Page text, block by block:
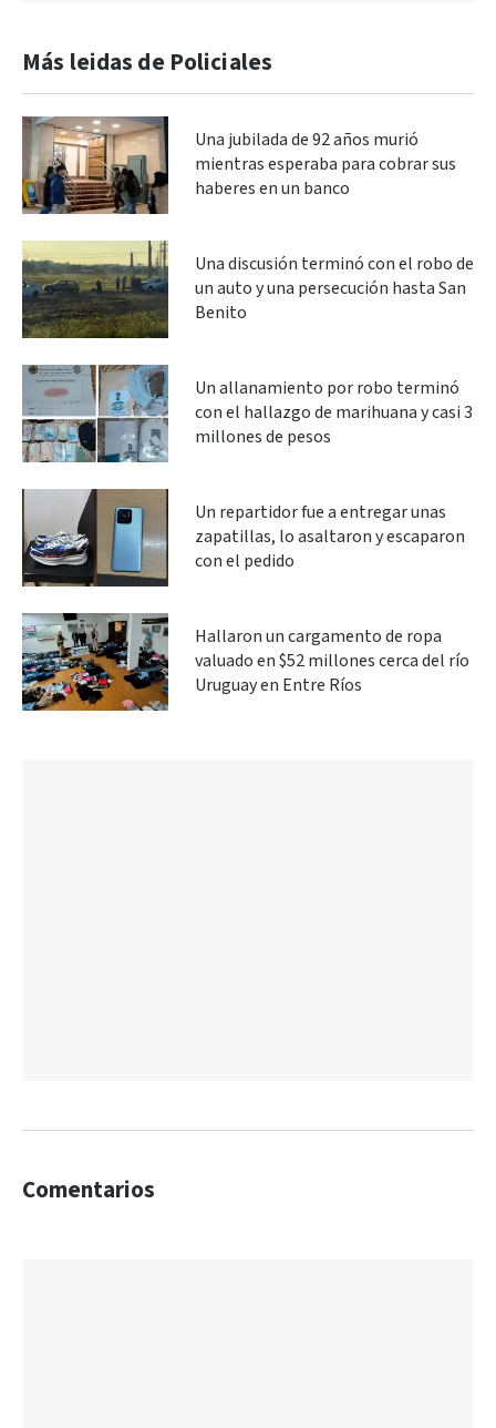
Más leidas de Policiales
Una jubilada de 92 años murió
mientras esperaba para cobrar sus
haberes en un banco
Una discusión terminó con el robo de
un auto y una persecución hasta San
Benito
Un allanamiento por robo terminó
con el hallazgo de marihuana y casi 3
millones de pesos
Un repartidor fue a entregar unas
zapatillas, lo asaltaron y escaparon
con el pedido
Hallaron un cargamento de ropa
valuado en $52 millones cerca del río
Uruguay en Entre Ríos
Comentarios